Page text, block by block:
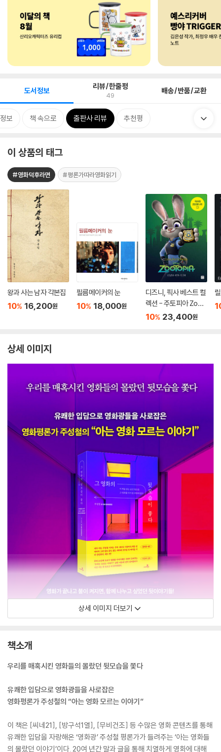
도서정보 리뷰/한줄평
49 배송/반품/교환
보 책 속으로 출판사 리뷰 추천평
이 상품의 태그
#영화덕후라면 #평론가따라영화읽기
왕과 사는 남자 각본집
10% 16,200원
필름메이커의 눈
10% 18,000원
디즈니, 픽사 베스트 컬
렉션 - 주토피아 Zoot
opia
10% 23,400원
상세 이미지
상세 이미지 더보기
책소개
우리를 매혹시킨 영화들의 몰랐던 뒷모습을 쫓다
유쾌한 입담으로 영화광들을 사로잡은
영화평론가 주성철의 “아는 영화 모르는 이야기”
이 책은 [씨네21], [방구석1열], [무비건조] 등 수많은 영화 콘텐츠를 통해
유쾌한 입담을 자랑해온 ‘영화광’ 주성철 평론가가 들려주는 ‘아는 영화들
의 몰랐던 이야기’이다. 20여 년간 말과 글을 통해 치열하게 영화에 대해